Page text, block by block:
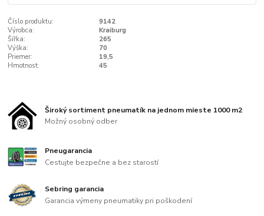
Číslo produktu:
9142
Výrobca:
Kraiburg
Šířka:
265
Výška:
70
Priemer:
19,5
Hmotnost:
45
Široký sortiment pneumatík na jednom mieste 1000 m2
Možný osobný odber
Pneugarancia
Cestujte bezpečne a bez starostí
Sebring garancia
Garancia výmeny pneumatiky pri poškodení